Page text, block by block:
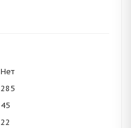
Нет
285
45
22